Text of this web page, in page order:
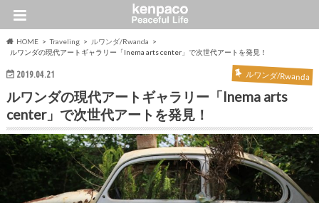
HOME Traveling
ルワンダ/Rwanda
ルワンダの現代アートギャラリー「Inema arts center」で次世代アートを発見！
2019.04.21 ルワンダ/Rwanda
ルワンダの現代アートギャラリー「Inema arts
center」で次世代アートを発見！